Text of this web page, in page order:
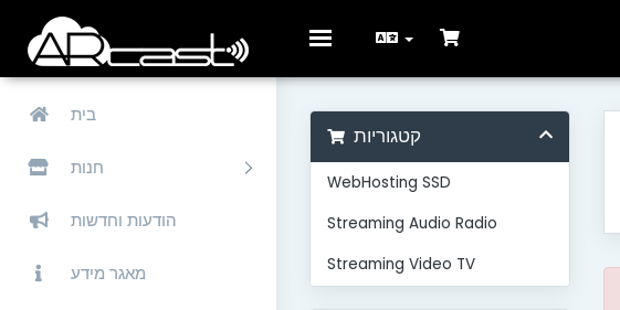
Toggle
בית
הודעות וחדשות
מאגר מידע
קטגוריות
WebHosting SSD
Streaming Audio Radio
Streaming Video TV